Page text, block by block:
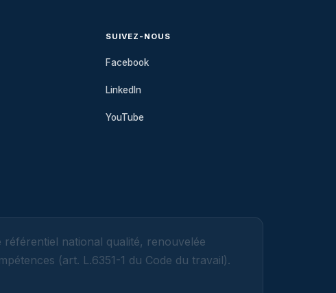
SUIVEZ-NOUS
Facebook
LinkedIn
YouTube
référentiel national qualité, renouvelée
(art. L.6351-1 du Code du travail).